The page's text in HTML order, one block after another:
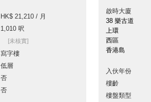
HK$ 21,210 / 月
1,010 呎
[未核實]
寫字樓
低層
否
否
啟時大廈
38 樂古道
上環
西區
香港島
入伙年份
樓齡
樓盤類型